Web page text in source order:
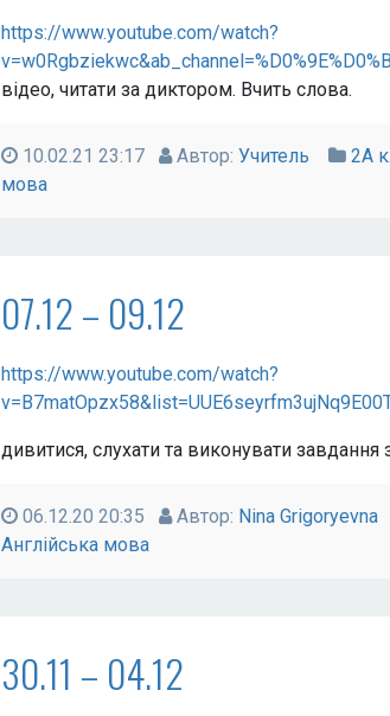
https://www.youtube.com/watch?
відео, читати за диктором. Вчить слова.
10.02.21 23:17 Автор: Учитель 2А
мова
07.12 – 09.12
https://www.youtube.com/watch?
дивитися, слухати та виконувати завдання
06.12.20 20:35 Автор: Nina Grigoryevna
Англійська мова
30.11 – 04.12